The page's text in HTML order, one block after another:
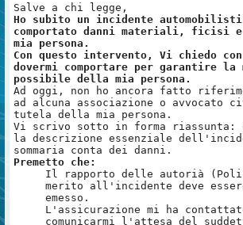
Salve a chi legge,
Ho subito un incidente
comportato danni materiali, ficisi
mia persona.
Con questo intervento, Vi chiedo
dovermi comportare per garantire
possibile della mia persona.
Ad oggi, non ho ancora fatto
ad alcuna associazione o
tutela della mia persona.
Vi scrivo sotto in forma riassunta:
la descrizione essenziale
sommaria conta dei danni.
Premetto che:
Il rapporto delle autorià
merito all'incidente deve
emesso.
L'assicurazione mi ha
comunicarmi l'attesa del